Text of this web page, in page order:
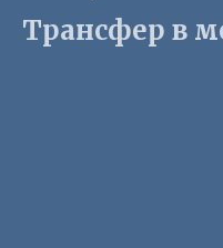
Трансфер в